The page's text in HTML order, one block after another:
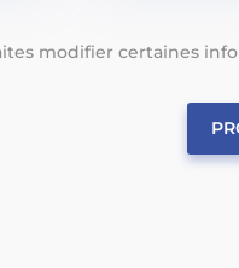
modifier certaines